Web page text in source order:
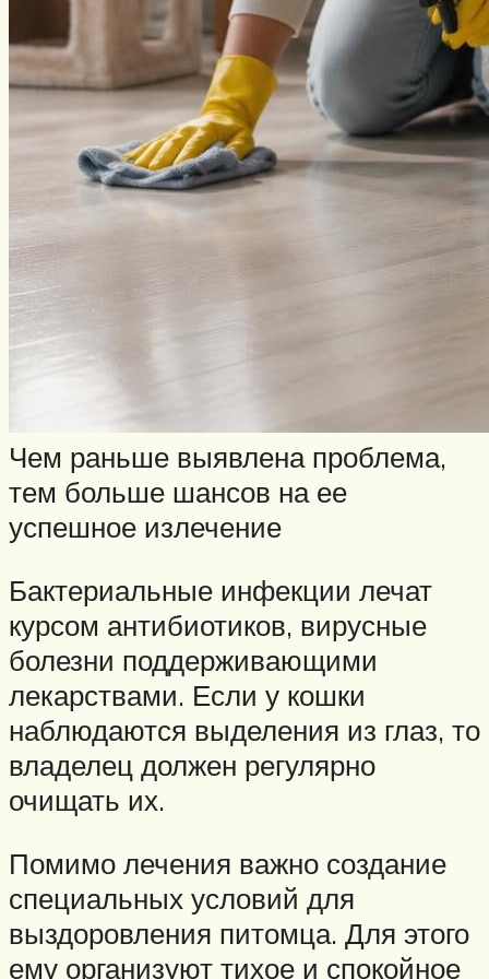
Чем раньше выявлена проблема,
тем больше шансов на ее
успешное излечение
Бактериальные инфекции лечат
курсом антибиотиков, вирусные
болезни поддерживающими
лекарствами. Если у кошки
наблюдаются выделения из глаз, то
владелец должен регулярно
очищать их.
Помимо лечения важно создание
специальных условий для
выздоровления питомца. Для этого
ему организуют тихое и спокойное